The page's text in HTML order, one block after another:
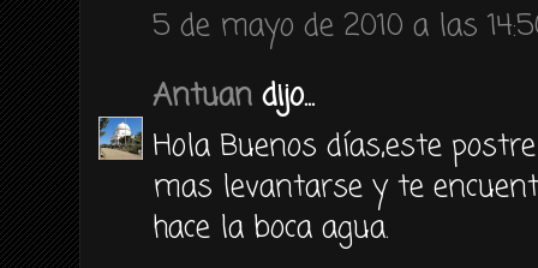
5 de mayo de 2010 a las
Antuan dijo...
Hola Buenos días,este
mas levantarse y te
hace la boca agua.